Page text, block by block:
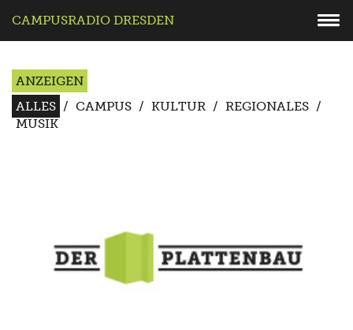
CAMPUSRADIO DRESDEN
ANZEIGEN
ALLES / CAMPUS / KULTUR / REGIONALES /
MUSIK